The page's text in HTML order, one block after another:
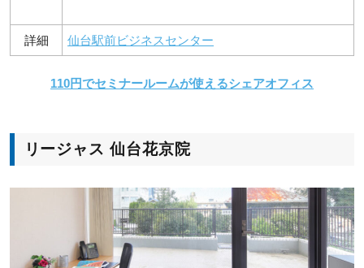
詳細 仙台駅前ビジネスセンター
110円でセミナールームが使えるシェアオフィス
リージャス 仙台花京院